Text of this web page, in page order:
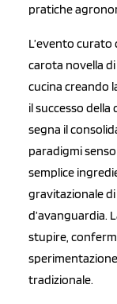
pratiche
L’evento curato
carota novella
cucina creando
il successo della
segna il
paradigmi
semplice
gravitazionale
d’avanguardia.
stupire,
tradizionale.